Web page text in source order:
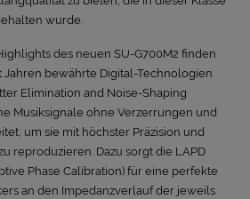
wurde.
des neuen SU-G700M2 finden
Jahren bewährte Digital-Technologien
Elimination and Noise-Shaping
Musiksignale ohne Verzerrungen und
um sie mit höchster Präzision und
reproduzieren. Dazu sorgt die LAPD
Phase Calibration) für eine perfekte
an den Impedanzverlauf der jeweils